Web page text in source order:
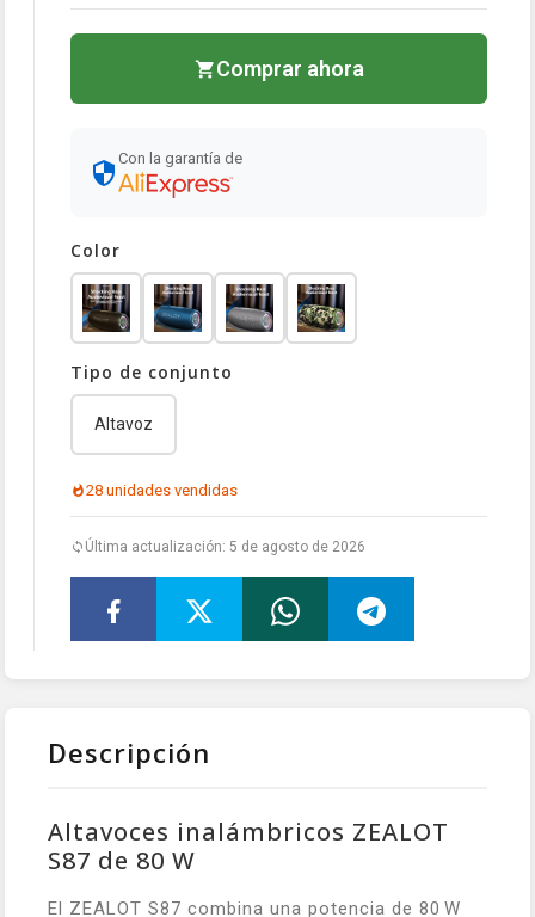
Comprar ahora
Con la garantía de
Color
Tipo de conjunto
Altavoz
28 unidades vendidas
Última actualización: 5 de agosto de 2026
Descripción
Altavoces inalámbricos ZEALOT
S87 de 80 W
El ZEALOT S87 combina una potencia de 80 W